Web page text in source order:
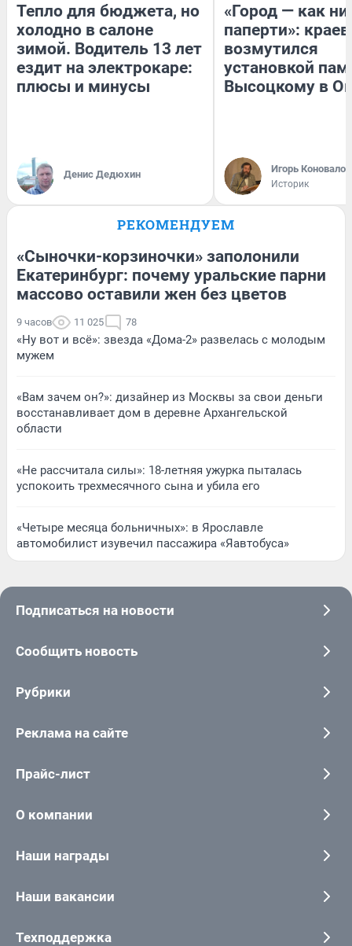
Тепло для бюджета, но
холодно в салоне
зимой. Водитель 13 лет
ездит на электрокаре:
плюсы и минусы
Денис Дедюхин
«Город — как
паперти»:
возмутился
установкой
Высоцкому в
Игорь Коновалов
Историк
РЕКОМЕНДУЕМ
«Сыночки-корзиночки» заполонили
Екатеринбург: почему уральские парни
массово оставили жен без цветов
9 часов 11 025 78
«Ну вот и всё»: звезда «Дома-2» развелась с молодым
мужем
«Вам зачем он?»: дизайнер из Москвы за свои деньги
восстанавливает дом в деревне Архангельской
области
«Не рассчитала силы»: 18-летняя ужурка пыталась
успокоить трехмесячного сына и убила его
«Четыре месяца больничных»: в Ярославле
автомобилист изувечил пассажира «Яавтобуса»
Подписаться на новости
Сообщить новость
Рубрики
Реклама на сайте
Прайс-лист
О компании
Наши награды
Наши вакансии
Техподдержка